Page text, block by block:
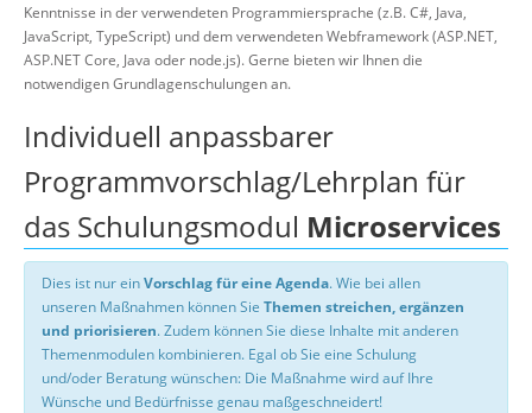
Kenntnisse in der verwendeten Programmiersprache (z.B. C#, Java,
JavaScript, TypeScript) und dem verwendeten Webframework (ASP.NET,
ASP.NET Core, Java oder node.js). Gerne bieten wir Ihnen die
notwendigen Grundlagenschulungen an.
Individuell anpassbarer
Programmvorschlag/Lehrplan für
das Schulungsmodul Microservices
Dies ist nur einVorschlag für eine Agenda. Wie bei allen
unseren Maßnahmen können Sie Themen streichen, ergänzen
und priorisieren. Zudem können Sie diese Inhalte mit anderen
Themenmodulen kombinieren. Egal ob Sie eine Schulung
und/oder Beratung wünschen: Die Maßnahme wird auf Ihre
Wünsche und Bedürfnisse genau maßgeschneidert!